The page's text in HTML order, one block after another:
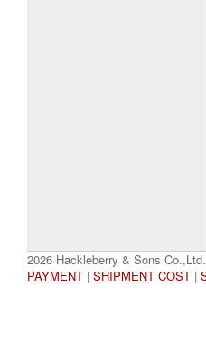
2026 Hackleberry & Sons
PAYMENT | SHIPMENT COST |